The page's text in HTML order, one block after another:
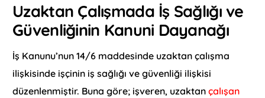
Uzaktan Çalışmada İş Sağlığı ve
Güvenliğinin Kanuni Dayanağı
İş Kanunu’nun 14/6 maddesinde uzaktan çalışma
ilişkisinde işçinin iş sağlığı ve güvenliği ilişkisi
düzenlenmiştir. Buna göre; işveren, uzaktançalışan